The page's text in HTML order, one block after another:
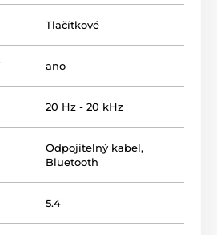
Tlačítkové
ano
20 Hz - 20 kHz
Odpojitelný kabel,
Bluetooth
5.4